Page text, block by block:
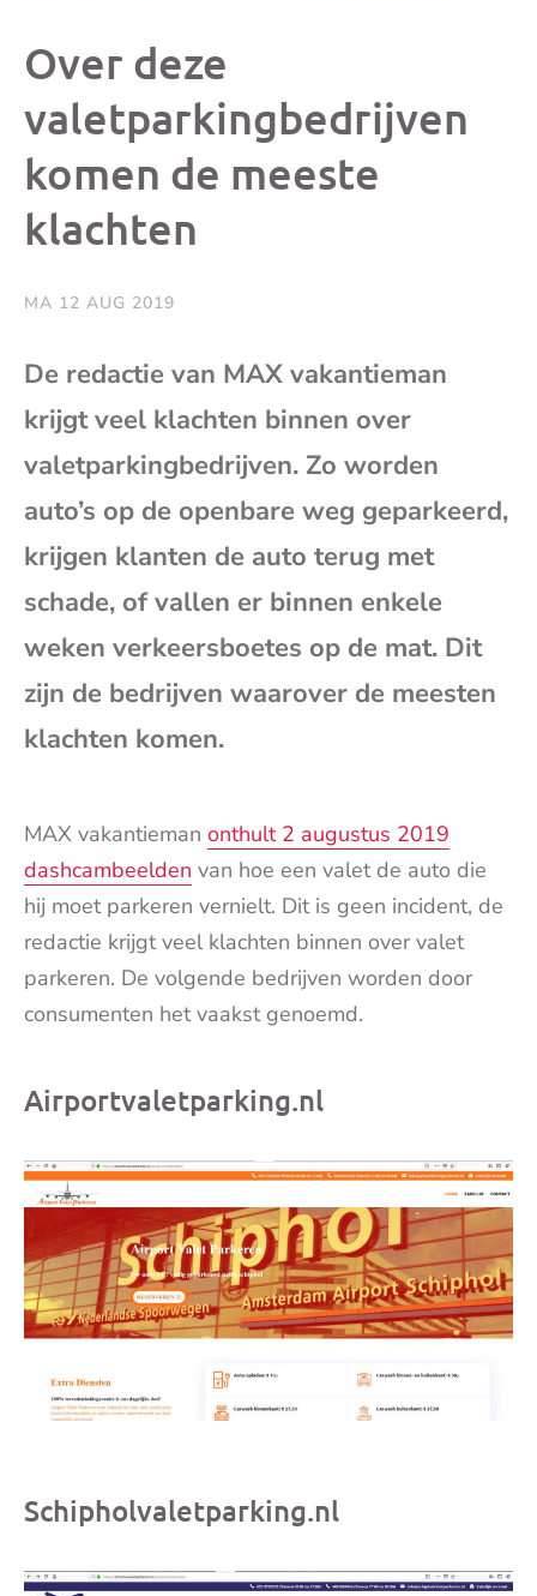
bericht
op
bericht
e-
Over deze
valetparkingbedrijven
komen de meeste
klachten
MA 12 AUG 2019
De redactie van MAX vakantieman
krijgt veel klachten binnen over
valetparkingbedrijven. Zo worden
auto’s op de openbare weg geparkeerd,
krijgen klanten de auto terug met
schade, of vallen er binnen enkele
weken verkeersboetes op de mat. Dit
zijn de bedrijven waarover de meesten
klachten komen.
MAX vakantieman onthult 2 augustus 2019
dashcambeelden van hoe een valet de auto die
hij moet parkeren vernielt. Dit is geen incident, de
redactie krijgt veel klachten binnen over valet
parkeren. De volgende bedrijven worden door
consumenten het vaakst genoemd.
Airportvaletparking.nl
Schipholvaletparking.nl